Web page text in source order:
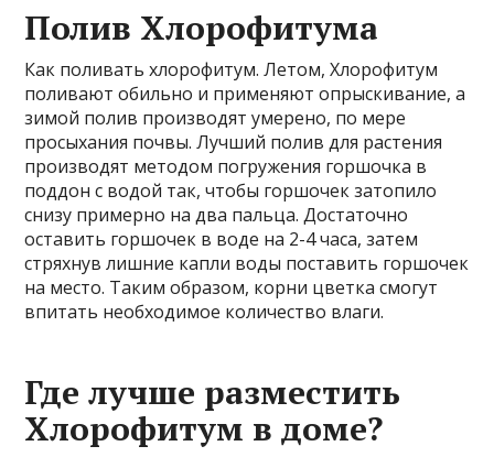
Полив Хлорофитума
Как поливать хлорофитум. Летом, Хлорофитум
поливают обильно и применяют опрыскивание, а
зимой полив производят умерено, по мере
просыхания почвы. Лучший полив для растения
производят методом погружения горшочка в
поддон с водой так, чтобы горшочек затопило
снизу примерно на два пальца. Достаточно
оставить горшочек в воде на 2-4 часа, затем
стряхнув лишние капли воды поставить горшочек
на место. Таким образом, корни цветка смогут
впитать необходимое количество влаги.
Где лучше разместить
Хлорофитум в доме?